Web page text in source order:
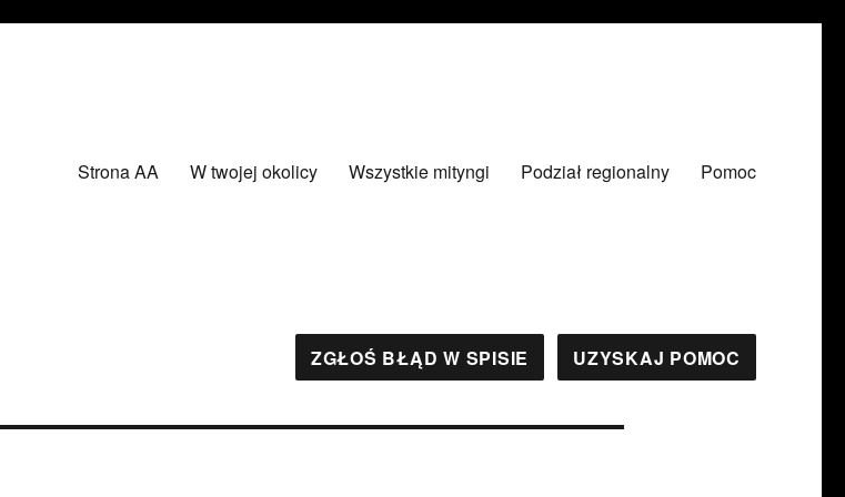
Strona AA W twojej okolicy Wszystkie mityngi Podział regionalny Pomoc
ZGŁOŚ BŁĄD W SPISIE UZYSKAJ POMOC